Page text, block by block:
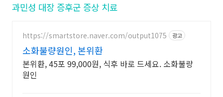
과민성 대장 증후군 증상 치료
https://smartstore.naver.com/output1075 광고
소화불량원인, 본위환
본위환, 45포 99,000원, 식후 바로 드세요. 소화불량
원인